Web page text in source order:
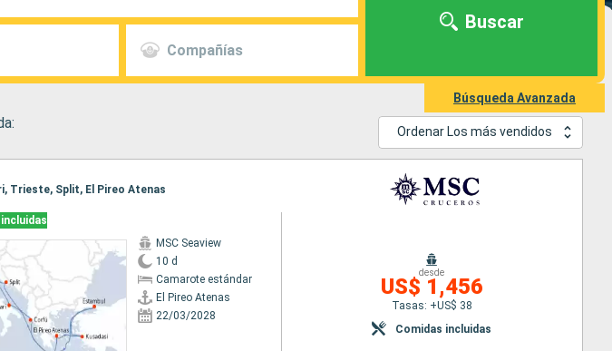
Compañías
Buscar
Búsqueda Avanzada
Ordenar Los más vendidos
Trieste, Split, El Pireo Atenas
MSC Seaview
10 d
Camarote estándar
El Pireo Atenas
22/03/2028
desde
US$ 1,456
Tasas: +US$ 38
Comidas incluidas